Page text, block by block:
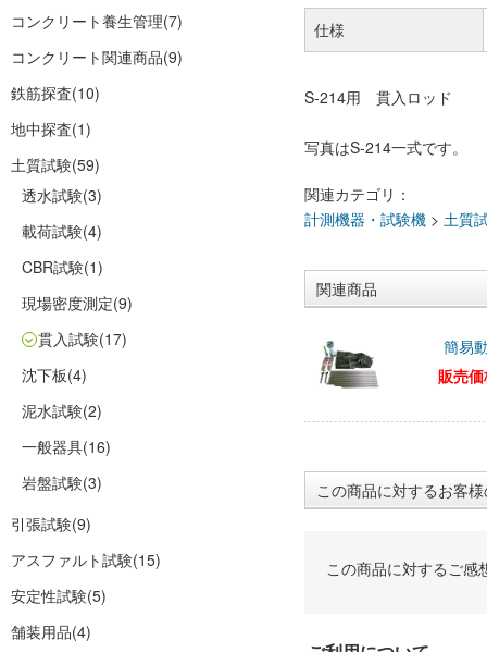
コンクリート養生管理(7)
コンクリート関連商品(9)
鉄筋探査(10)
地中探査(1)
土質試験(59)
透水試験(3)
載荷試験(4)
CBR試験(1)
現場密度測定(9)
貫入試験(17)
沈下板(4)
泥水試験(2)
一般器具(16)
岩盤試験(3)
引張試験(9)
アスファルト試験(15)
安定性試験(5)
舗装用品(4)
仕様
S-214用 貫入ロッド
写真はS-214一式です。
関連カテゴリ：
計測機器・試験機 > 土質
関連商品
簡易
販売
この商品に対するお客
この商品に対するご感